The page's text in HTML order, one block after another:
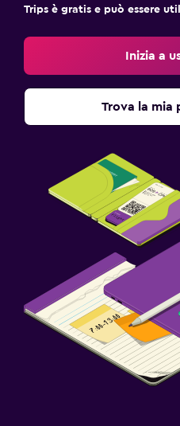
Trips è gratis e può essere
Inizia a
Trova la mia